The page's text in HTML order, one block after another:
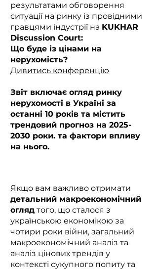
результатами обговорення
ситуації на ринку із провідними
гравцями індустрії на KUKHAR
Discussion Court:
Що буде із цінами на
нерухомість?
Дивитись конференцію
Звіт включає огляд ринку
нерухомості в Україні за
останні 10 років та містить
трендовий прогноз на 2025-
2030 роки. та фактори впливу
на нього.
Якщо вам важливо отримати
детальний макроекономічний
огляд того, що сталося з
українською економікою за
чотири роки війни, загальний
макроекономічний аналіз та
аналіз цінових трендів у
контексті сукупного попиту та